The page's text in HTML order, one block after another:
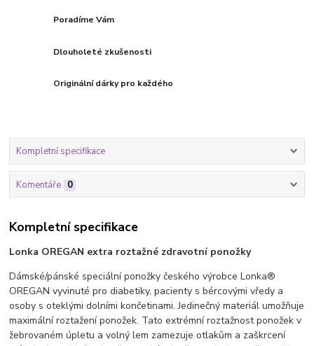
Poradíme Vám
Dlouholeté zkušenosti
Originální dárky pro každého
Kompletní specifikace
Komentáře 0
Kompletní specifikace
Lonka OREGAN extra roztažné zdravotní ponožky
Dámské/pánské speciální ponožky českého výrobce Lonka®
OREGAN vyvinuté pro diabetiky, pacienty s bércovými vředy a
osoby s oteklými dolními končetinami. Jedinečný materiál umožňuje
maximální roztažení ponožek. Tato extrémní roztažnost ponožek v
žebrovaném úpletu a volný lem zamezuje otlakům a zaškrcení